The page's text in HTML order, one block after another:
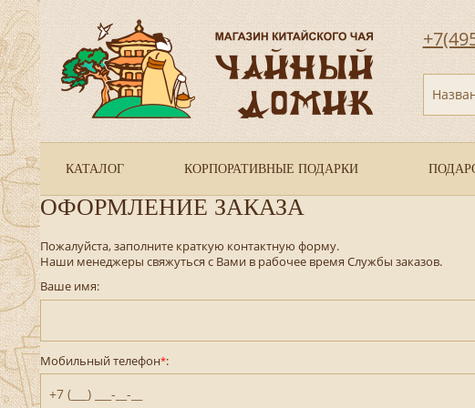
КАТАЛОГ КОРПОРАТИВНЫЕ ПОДАРКИ
ОФОРМЛЕНИЕ ЗАКАЗА
Пожалуйста, заполните краткую контактную форму.
Наши менеджеры свяжуться с Вами в рабочее время Службы заказов.
Ваше имя:
Мобильный телефон*:
+7 (___) ___-__-__